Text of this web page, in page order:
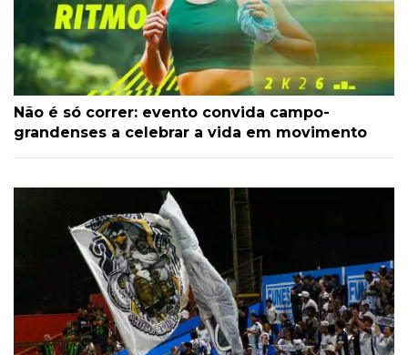
Não é só correr: evento convida campo-
grandenses a celebrar a vida em movimento